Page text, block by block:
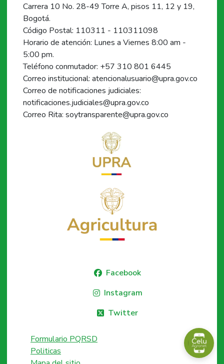
Carrera 10 No. 28-49 Torre A, pisos 11, 12 y 19,
Bogotá.
Código Postal: 110311 - 110311098
Horario de atención: Lunes a Viernes 8:00 am -
5:00 pm.
Teléfono conmutador: +57 310 801 6445
Correo institucional: atencionalusuario@upra.gov.co
Correo de notificaciones judiciales:
notificaciones.judiciales@upra.gov.co
Correo Rita: soytransparente@upra.gov.co
Facebook
Instagram
Twitter
Formulario PQRSD
Politicas